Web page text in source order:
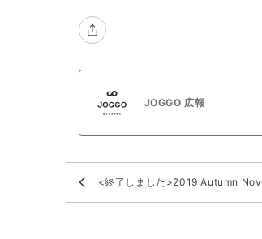
JOGGO 広報
<終了しました>2019 Autumn